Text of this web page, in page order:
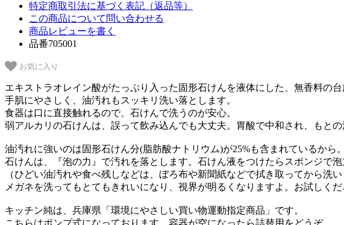
特定商取引法に基づく表記（返品等）
この商品について問い合わせる
商品レビューを書く
品番705001
お気に入り
エキストラオレイン酸がたっぷり入った固形石けんを液体にした、無香料の台
手肌にやさしく、油汚れもスッキリ洗い落とします。
食器は口に直接触れるので、石けんで洗うのが安心。
弱アルカリの石けんは、誤って飲み込んでも大丈夫。胃酸で中和され、もとの
油汚れに強いのは固形石けん分(脂肪酸ナトリウム)が25%も含まれているから。
石けんは、『泡の力』で汚れを落とします。石けん液をつけたらスポンジで泡
（ひどい油汚れや食べ残しなどは、ぼろ布や新聞紙などで拭き取ってから洗い
メガネを洗ってもとてもきれいになり、視界が明るくなりますよ。お試しくだ
キッチン純は、兵庫県「環境にやさしい買い物運動指定商品」です。